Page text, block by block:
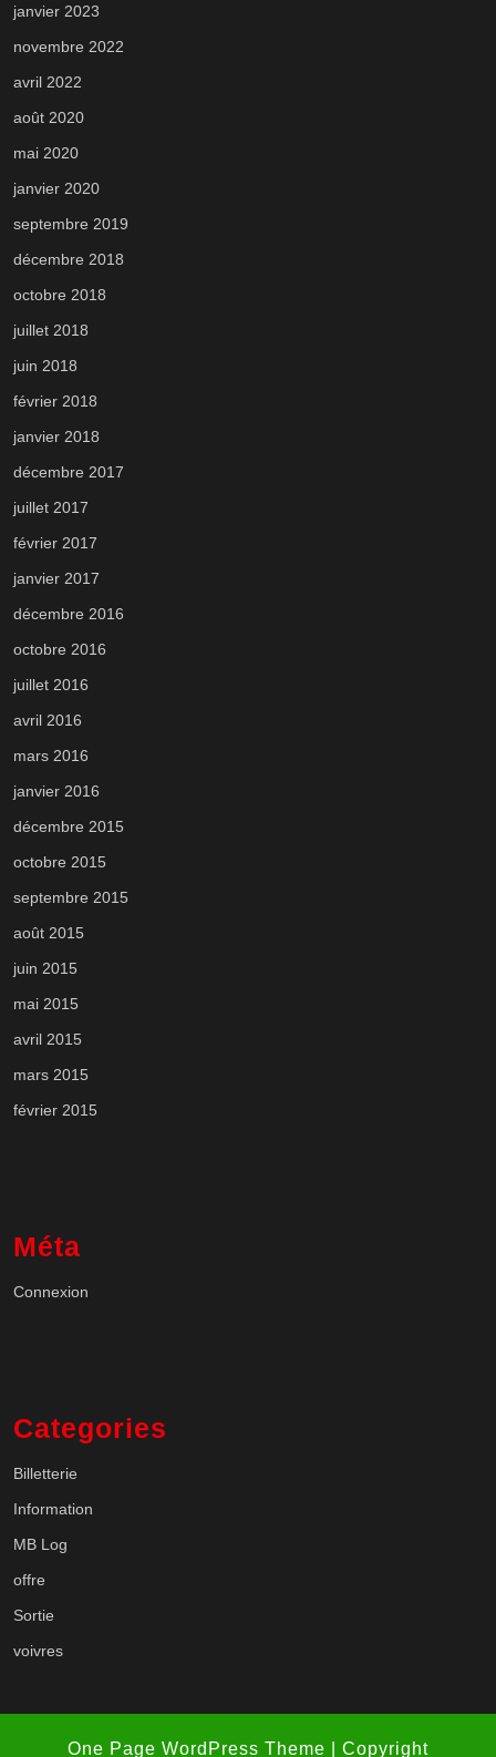
janvier 2023
novembre 2022
avril 2022
août 2020
mai 2020
janvier 2020
septembre 2019
décembre 2018
octobre 2018
juillet 2018
juin 2018
février 2018
janvier 2018
décembre 2017
juillet 2017
février 2017
janvier 2017
décembre 2016
octobre 2016
juillet 2016
avril 2016
mars 2016
janvier 2016
décembre 2015
octobre 2015
septembre 2015
août 2015
juin 2015
mai 2015
avril 2015
mars 2015
février 2015
Méta
Connexion
Categories
Billetterie
Information
MB Log
offre
Sortie
voivres
One Page WordPress Theme | Copyright